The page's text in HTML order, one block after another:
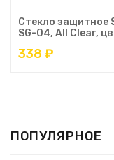
Стекло защитное
SG-04, All Clear,
338 ₽
ПОПУЛЯРНОЕ